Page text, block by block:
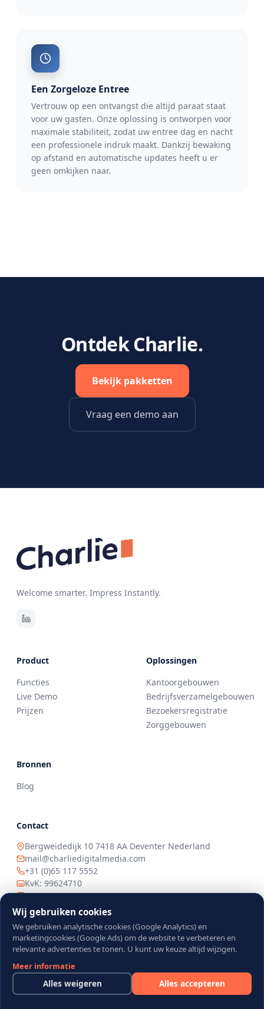
Een Zorgeloze Entree
Vertrouw op een ontvangst die altijd paraat staat
voor uw gasten. Onze oplossing is ontworpen voor
maximale stabiliteit, zodat uw entree dag en nacht
een professionele indruk maakt. Dankzij bewaking
op afstand en automatische updates heeft u er
geen omkijken naar.
Ontdek Charlie.
Bekijk pakketten
Vraag een demo aan
Welcome smarter. Impress Instantly.
Product
Functies
Live Demo
Prijzen
Oplossingen
Kantoorgebouwen
Bedrijfsverzamelgebouwen
Bezoekersregistratie
Zorggebouwen
Bronnen
Blog
Contact
Bergweidedijk 10 7418 AA Deventer Nederland
mail@charliedigitalmedia.com
+31 (0)65 117 5552
KvK: 99624710
BTW: 8690.66.080.B.01
IBAN: NL 90 RABO 0170 9345 51
©2026Charlie Digital Media B.V. · KVK: 99624710 ·
voorbehouden.
PrivacybeleidGebruiksvoorwaarden CookiebeleidCookievoorkeuren
Wij gebruiken cookies
We gebruiken analytische cookies (Google Analytics) en
marketingcookies (Google Ads) om de website te verbeteren en
relevante advertenties te tonen. U kunt uw keuze altijd wijzigen.
Meer informatie
Alles weigeren Alles accepteren